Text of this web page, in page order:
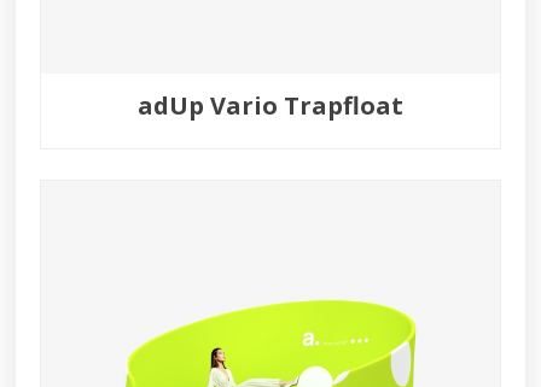
adUp Vario Trapfloat